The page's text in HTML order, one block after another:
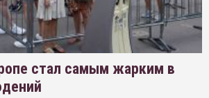
стал самым жарким в